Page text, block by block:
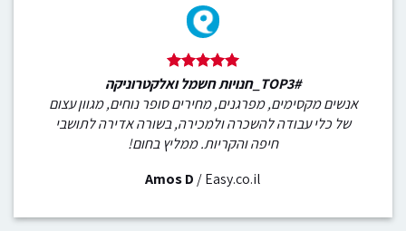
#TOP3_חנויות חשמל ואלקטרוניקה
אנשים מקסימים, מפרגנים, מחירים סופר נוחים, מגוון עצום
של כלי עבודה להשכרה ולמכירה, בשורה אדירה לתושבי
חיפה והקריות. ממליץ בחום!
Amos D /Easy.co.il